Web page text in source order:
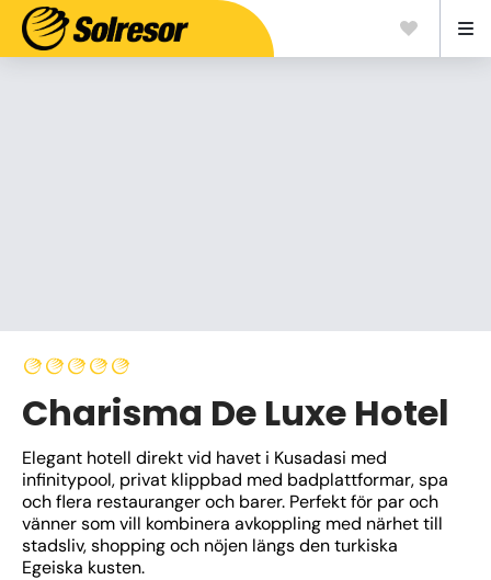
Charisma De Luxe Hotel
Elegant hotell direkt vid havet i Kusadasi med
infinitypool, privat klippbad med badplattformar, spa
och flera restauranger och barer. Perfekt för par och
vänner som vill kombinera avkoppling med närhet till
stadsliv, shopping och nöjen längs den turkiska
Egeiska kusten.